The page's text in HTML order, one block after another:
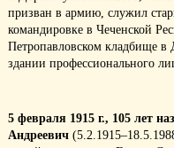
призван в армию, служил
командировке в Чеченской
Петропавловском кладбище
здании профессионального
5 февраля 1915 г., 105 лет
Андреевич